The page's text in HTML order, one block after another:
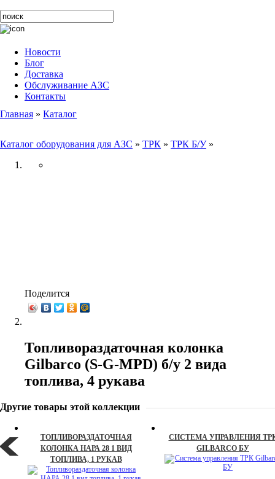
Новости
Блог
Доставка
Обслуживание АЗС
Контакты
Главная » Каталог
Каталог оборудования для АЗС » ТРК » ТРК Б/У»
Поделится
Топливораздаточная колонка
Gilbarco (S-G-MPD) б/у 2 вида
топлива, 4 рукава
Другие товары этой коллекции
ТОПЛИВОРАЗДАТОЧНАЯ
КОЛОНКА НАРА 28 1 ВИД
ТОПЛИВА, 1 РУКАВ
СИСТЕМА УПРАВЛЕНИЯ
GILBARCO БУ